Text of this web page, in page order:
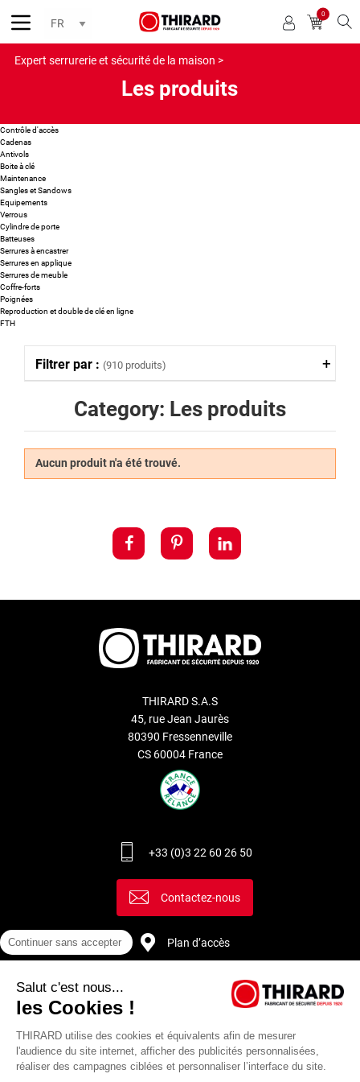
0
Expert serrurerie et sécurité de la maison >
Les produits
Contrôle d'accès
Cadenas
Antivols
Boite à clé
Maintenance
Sangles et Sandows
Equipements
Verrous
Cylindre de porte
Batteuses
Serrures à encastrer
Serrures en applique
Serrures de meuble
Coffre-forts
Poignées
Reproduction et double de clé en ligne
FTH
Category: Les produits
Aucun produit n'a été trouvé.
Filtrer par : (910 produits)
THIRARD S.A.S
45, rue Jean Jaurès
80390 Fressenneville
CS 60004 France
+33 (0)3 22 60 26 50
Contactez-nous
Plan d’accès
Continuer sans accepter
Salut c'est nous...
les Cookies !
THIRARD utilise des cookies et équivalents afin de mesurer
l'audience du site internet, afficher des publicités personnalisées,
réaliser des campagnes ciblées et personnaliser l’interface du site.